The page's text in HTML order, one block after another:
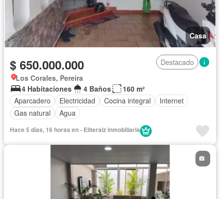
Casa
$ 650.000.000
Destacado
Los Corales, Pereira
4 Habitaciones
4 Baños
160 m²
Aparcadero
Electricidad Cocina integral
Internet
Gas natural
Agua
Hace 5 días, 16 horas en - Eliteraiz inmobiliaria